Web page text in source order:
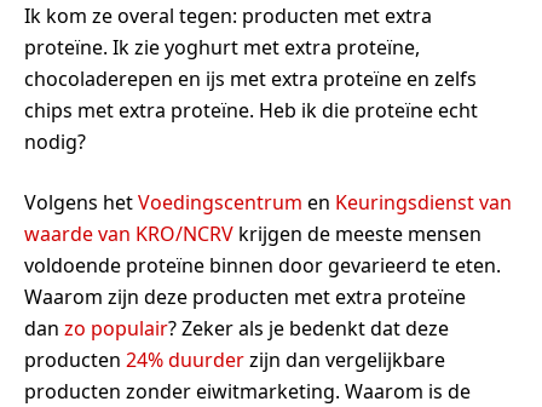
Ik kom ze overal tegen: producten met extra
proteïne. Ik zie yoghurt met extra proteïne,
chocoladerepen en ijs met extra proteïne en zelfs
chips met extra proteïne. Heb ik die proteïne echt
nodig?
Volgens hetVoedingscentrum en Keuringsdienst van
waarde van KRO/NCRV krijgen de meeste mensen
voldoende proteïne binnen door gevarieerd te eten.
Waarom zijn deze producten met extra proteïne
dan zo populair? Zeker als je bedenkt dat deze
producten 24% duurderzijn dan vergelijkbare
producten zonder eiwitmarketing. Waarom is de